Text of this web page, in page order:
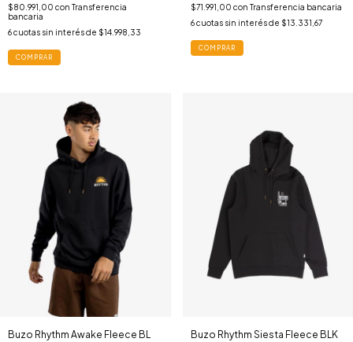
$80.991,00 con Transferencia
bancaria
6cuotas sin interés de $14.998,33
COMPRAR
$71.991,00 con Transferencia bancaria
6 cuotas sin interés de $13.331,67
COMPRAR
Buzo Rhythm Awake Fleece BL Buzo Rhythm Siesta Fleece BLK